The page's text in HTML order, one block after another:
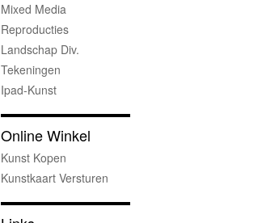
Mixed Media
Reproducties
Landschap Div.
Tekeningen
Ipad-Kunst
Online Winkel
Kunst Kopen
Kunstkaart Versturen